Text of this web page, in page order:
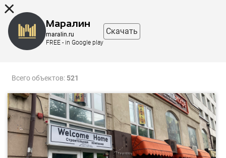
Всего объектов: 521
Маралин
maralin.ru
FREE - in Google play
Скачать